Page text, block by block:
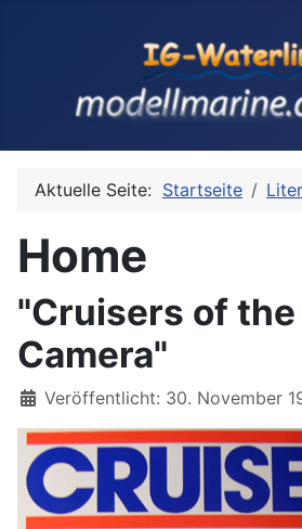
Aktuelle Seite: Startseite
Home
"Cruisers of the
Camera"
Details
Veröffentlicht: 30. November